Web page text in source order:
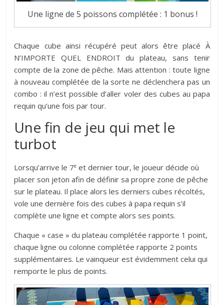
Une ligne de 5 poissons complétée : 1 bonus !
Chaque cube ainsi récupéré peut alors être placé À
N’IMPORTE QUEL ENDROIT du plateau, sans tenir
compte de la zone de pêche. Mais attention : toute ligne
à nouveau complétée de la sorte ne déclenchera pas un
combo : il n’est possible d’aller voler des cubes au papa
requin qu’une fois par tour.
Une fin de jeu qui met le
turbot
Lorsqu’arrive le 7e et dernier tour, le joueur décide où
placer son jeton afin de définir sa propre zone de pêche
sur le plateau. Il place alors les derniers cubes récoltés,
vole une dernière fois des cubes à papa requin s’il
complète une ligne et compte alors ses points.
Chaque « case » du plateau complétée rapporte 1 point,
chaque ligne ou colonne complétée rapporte 2 points
supplémentaires. Le vainqueur est évidemment celui qui
remporte le plus de points.